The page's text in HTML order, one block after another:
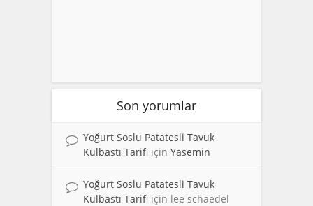
Son yorumlar
Yoğurt Soslu Patatesli Tavuk
Külbastı Tarifi için Yasemin
Yoğurt Soslu Patatesli Tavuk
Külbastı Tarifi için lee schaedel